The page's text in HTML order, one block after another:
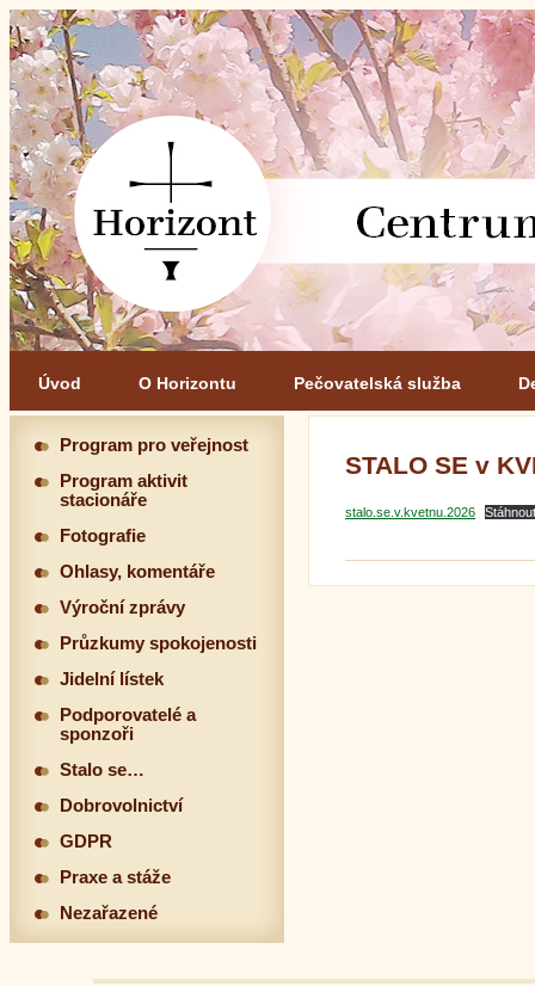
Úvod O Horizontu Pečovatelská služba
STALO SE v
stalo.se.v.kvetnu.2026 Stáhnout
Program pro veřejnost
Program aktivit
stacionáře
Fotografie
Ohlasy, komentáře
Výroční zprávy
Průzkumy spokojenosti
Jidelní lístek
Podporovatelé a
sponzoři
Stalo se…
Dobrovolnictví
GDPR
Praxe a stáže
Nezařazené